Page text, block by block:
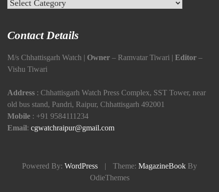
Categories
Contact Details
M/s Chhattisgarh Watch | Owner – Ramvatar Tiwari | Editor –
Vishu Tiwari
Address : Chhattisgarh Watch Press Complex, SST Tower, near
old bus stand, Pandri, Raipur, Chhattisgarh 492001
Mobile : +91 9584111234
Email: cgwatchraipur@gmail.com
Powered By: WordPress | Theme: MagazineBook By
OdieThemes